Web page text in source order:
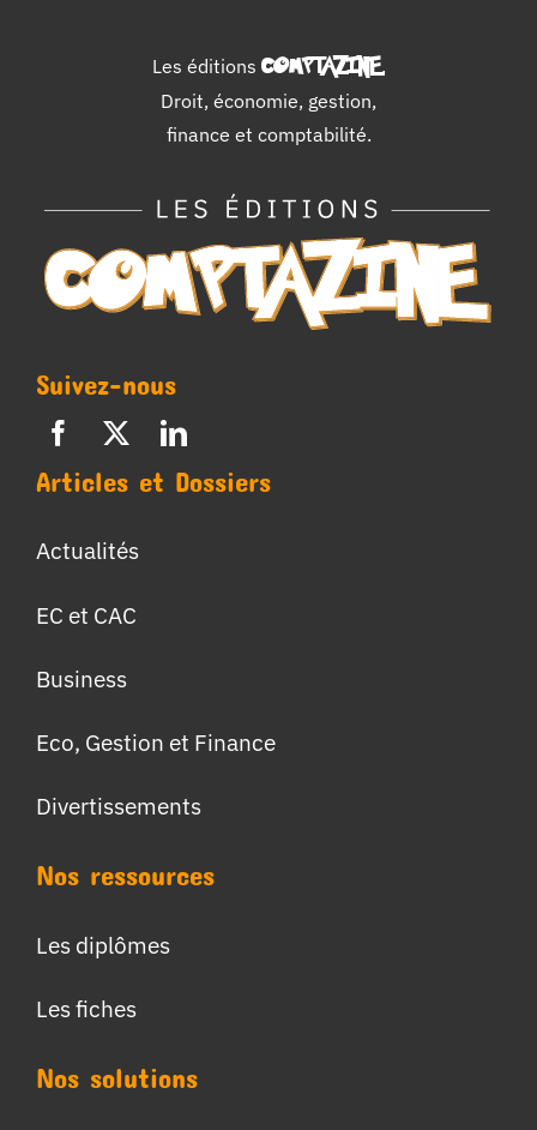
Les éditions COMPTAZINE.
Droit, économie, gestion,
finance et comptabilité.
Suivez-nous
Articles et Dossiers
Actualités
EC et CAC
Business
Eco, Gestion et Finance
Divertissements
Nos ressources
Les diplômes
Les fiches
Nos solutions